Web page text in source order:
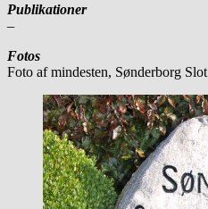
Publikationer
–
Fotos
Foto af mindesten, Sønderborg Slot